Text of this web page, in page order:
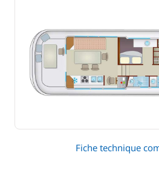
Fiche technique